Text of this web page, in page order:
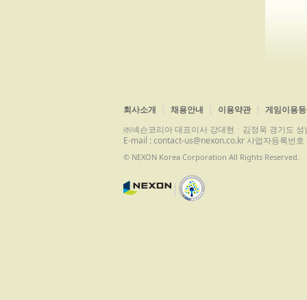
회사소개 채용안내 이용약관
게임이용
㈜넥슨코리아 대표이사 강대현ㆍ김정욱 경기도
E-mail : contact-us@nexon.co.kr 사업자등록번
© NEXON Korea Corporation All Rights Reserved.
|